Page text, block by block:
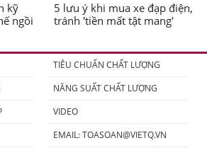
kỹ
ngồi
5 lưu ý khi mua xe đạp điện,
tránh 'tiền mất tật mang'
TIÊU CHUẨN CHẤT LƯỢNG
NĂNG SUẤT CHẤT LƯỢNG
VIDEO
EMAIL:TOASOAN@VIETQ.VN